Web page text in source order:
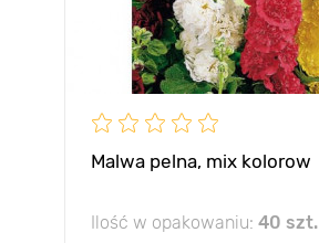
Malwa pelna, mix kolorow
Ilość w opakowaniu: 40 szt.